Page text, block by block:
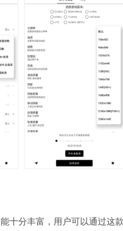
十分丰富，用户可以通过这